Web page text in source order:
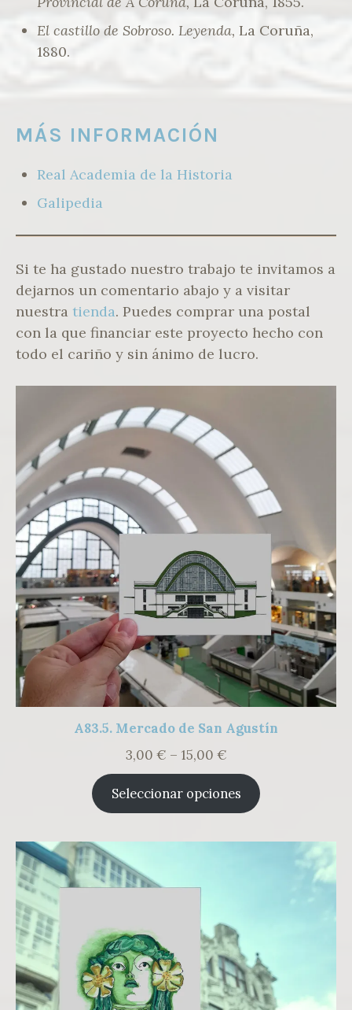
El castillo de Sobroso. Leyenda, La Coruña,
1880.
MÁS INFORMACIÓN
Real Academia de la Historia
Galipedia
Si te ha gustado nuestro trabajo te invitamos a
dejarnos un comentario abajo y a visitar
nuestra tienda. Puedes comprar una postal
con la que financiar este proyecto hecho con
todo el cariño y sin ánimo de lucro.
A83.5. Mercado de San Agustín
3,00 € – 15,00 €Rango
de
precios:
desde
Seleccionar opciones